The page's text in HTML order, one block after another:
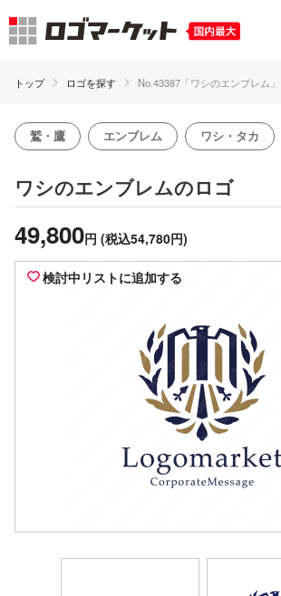
トップ ロゴを探す No.43387「ワシのエンブレム」
鷲・鷹 エンブレム ワシ・タカ
ワシのエンブレムのロゴ
49,800円 (税込54,780円)
検討中リストに追加する